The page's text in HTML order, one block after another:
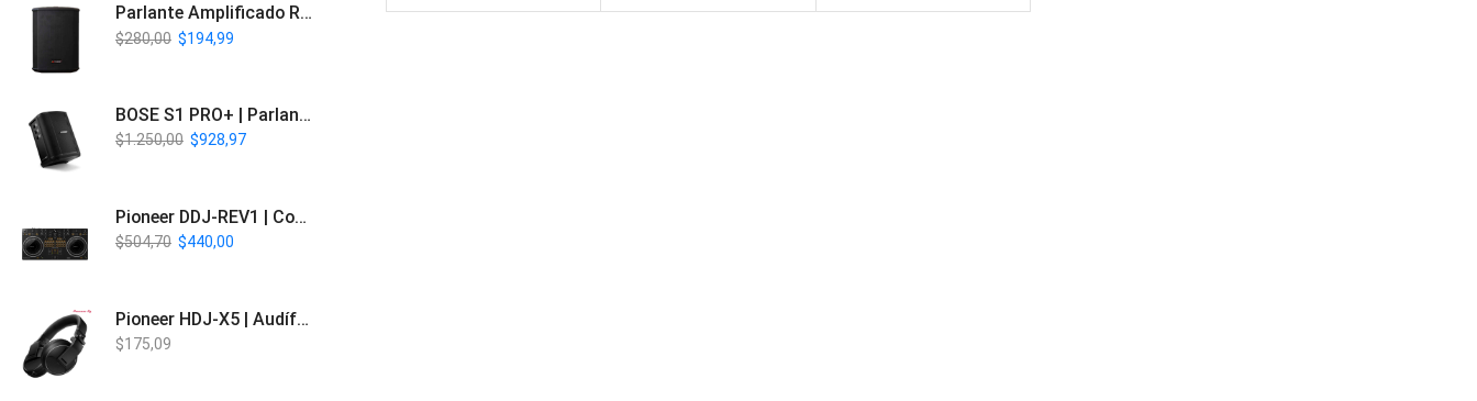
Parlante Amplificado Recargable BT | Italy Audio ITL-PRO11
$280,00 $194,99
BOSE S1 PRO+ | Parlante Profesional PA Inalámbrico
$1.250,00 $928,97
Pioneer DDJ-REV1 | Controlador DJ de 2 canales estilo Scratch
$504,70 $440,00
Pioneer HDJ-X5 | Audífonos para DJ
$175,09